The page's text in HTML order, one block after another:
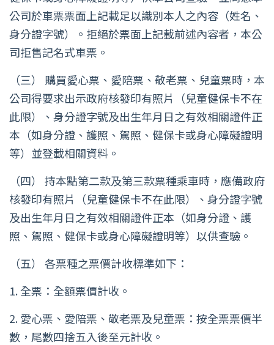
公司於車票票面上記載足以識別本人之內容（姓名、
身分證字號）。拒絕於票面上記載前述內容者，本公
司拒售記名式車票。
（三） 購買愛心票、愛陪票、敬老票、兒童票時，本
公司得要求出示政府核發印有照片（兒童健保卡不在
此限）、身分證字號及出生年月日之有效相關證件正
本（如身分證、護照、駕照、健保卡或身心障礙證明
等）並登載相關資料。
（四） 持本點第二款及第三款票種乘車時，應備政府
核發印有照片（兒童健保卡不在此限）、身分證字號
及出生年月日之有效相關證件正本（如身分證、護
照、駕照、健保卡或身心障礙證明等）以供查驗。
（五） 各票種之票價計收標準如下：
1. 全票：全額票價計收。
2. 愛心票、愛陪票、敬老票及兒童票：按全票票價半
數，尾數四捨五入後至元計收。